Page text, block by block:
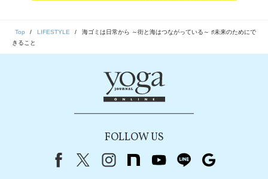
Top LIFESTYLE
海ゴミは日常から ～街と海はつながっている～ ♯未来のためにで
きること
FOLLOW US
FacebookX（旧Twitter）
instagram
note youtubeline